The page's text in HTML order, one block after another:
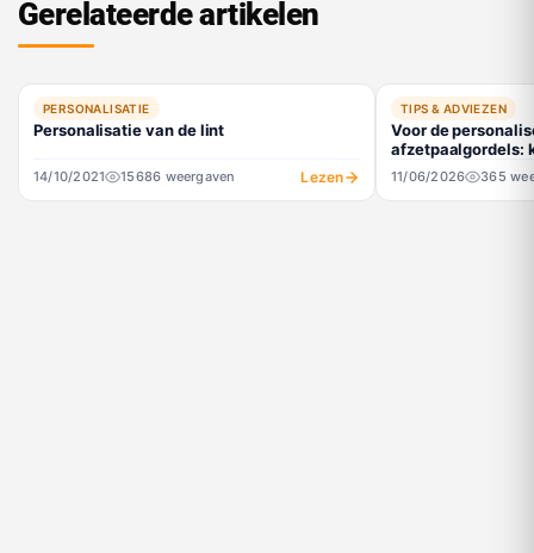
Gerelateerde artikelen
PERSONALISATIE
Personalisatie van de lint
14/10/2021 15686 weergaven Lezen
TIPS & ADVIEZEN
Voor de
afzetpaalgordels:
textielsubliatie!
11/06/2026 365